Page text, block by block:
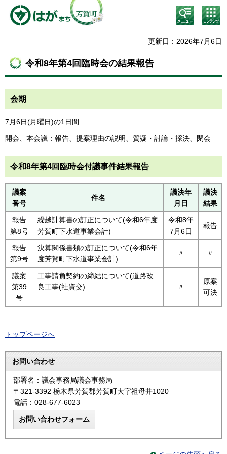
検
索・
メニ
コン
テン
ニュ
更新日：2026年7月6日
令和8年第4回臨時会の結果報告
会期
7月6日(月曜日)の1日間
開会、本会議：報告、提案理由の説明、質疑・討論・採決、閉会
令和8年第4回臨時会付議事件結果報告
議案
番号
件名
議決年
月日
議決
結果
報告
第8号
繰越計算書の訂正について(令和6年度
芳賀町下水道事業会計)
令和8年
7月6日
報告
報告
第9号
決算関係書類の訂正について(令和6年
度芳賀町下水道事業会計)
〃 〃
議案
第39
号
工事請負契約の締結について(道路改
良工事(社資交)
〃
原案
可決
トップページへ
お問い合わせ
部署名：議会事務局議会事務局
〒321-3392 栃木県芳賀郡芳賀町大字祖母井1020
電話：028-677-6023